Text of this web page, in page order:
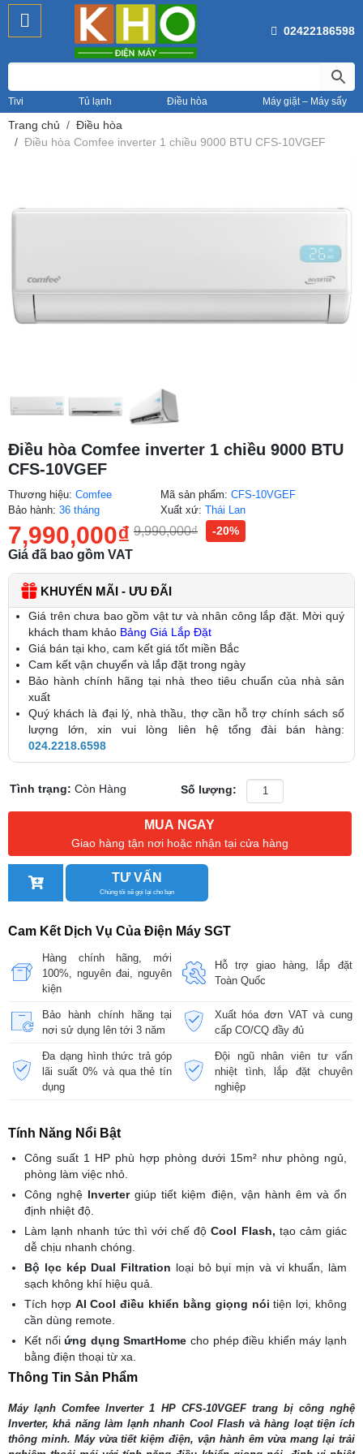
02422186598
Tivi Tủ lạnh Điều hòa Máy giặt – Máy sấy
Trang chủ
Điều hòa
Điều hòa Comfee inverter 1 chiều 9000 BTU CFS-10VGEF
Điều hòa Comfee inverter 1 chiều 9000 BTU
CFS-10VGEF
Thương hiệu: Comfee
Bảo hành: 36 tháng
Mã sản phẩm:CFS-10VGEF
Xuất xứ:Thái Lan
7,990,000₫ 9,990,000₫ -20%
Giá đã bao gồm VAT
KHUYẾN MÃI - ƯU ĐÃI
Giá trên chưa bao gồm vật tư và nhân công lắp đặt. Mời quý
khách tham khảo Bảng Giá Lắp Đặt
Giá bán tại kho, cam kết giá tốt miền Bắc
Cam kết vận chuyển và lắp đặt trong ngày
Bảo hành chính hãng tại nhà theo tiêu chuẩn của nhà sản
xuất
Quý khách là đại lý, nhà thầu, thợ cần hỗ trợ chính sách số
lượng lớn, xin vui lòng liên hệ tổng đài bán hàng:
024.2218.6598
Tình trạng:Còn Hàng Số lượng:
MUA NGAY
Giao hàng tận nơi hoặc nhận tại cửa hàng
TƯ VẤN
Chúng tôi sẽ gọi lại cho bạn
Cam Kết Dịch Vụ Của Điện Máy SGT
Hàng chính hãng, mới
100%, nguyên đai, nguyên
kiện
Hỗ trợ giao hàng, lắp đặt
Toàn Quốc
Bảo hành chính hãng tại
nơi sử dụng lên tới 3 năm
Xuất hóa đơn VAT và cung
cấp CO/CQ đầy đủ
Đa dạng hình thức trả góp
lãi suất 0% và qua thẻ tín
dụng
Đội ngũ nhân viên tư vấn
nhiệt tình, lắp đặt chuyên
nghiệp
Tính Năng Nổi Bật
Công suất 1 HP phù hợp phòng dưới 15m² như phòng ngủ,
phòng làm việc nhỏ.
Công nghệ Invertergiúp tiết kiệm điện, vận hành êm và ổn
định nhiệt độ.
Làm lạnh nhanh tức thì với chế độCool Flash, tạo cảm giác
dễ chịu nhanh chóng.
Bộ lọc kép Dual Filtration loại bỏ bụi mịn và vi khuẩn, làm
sạch không khí hiệu quả.
Tích hợp AI Cool điều khiển bằng giọng nói tiện lợi, không
cần dùng remote.
Kết nốiứng dụng SmartHomecho phép điều khiển máy lạnh
bằng điện thoại từ xa.
Thông Tin Sản Phẩm
Máy lạnh Comfee Inverter 1 HP CFS-10VGEF trang bị công nghệ
Inverter, khả năng làm lạnh nhanh Cool Flash và hàng loạt tiện ích
thông minh. Máy vừa tiết kiệm điện, vận hành êm vừa mang lại trải